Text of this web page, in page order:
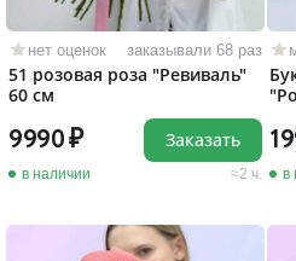
нет оценок заказывали 68 раз
51 розовая роза "Ревиваль"
60 см
9990
в наличии 2 ч.
Заказать
в